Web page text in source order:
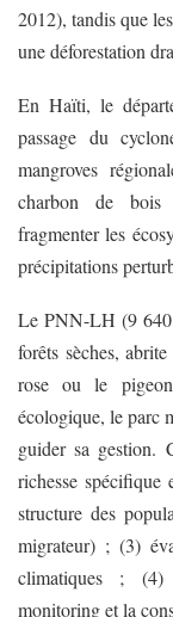
2012), tandis que
une déforestation
En Haïti, le
passage du
mangroves
charbon de bois
fragmenter les
précipitations
Le PNN-LH (9 640
forêts sèches,
rose ou le
écologique, le parc
guider sa gestion.
richesse spécifique
structure des
migrateur) ; (3)
climatiques ; (4)
monitoring et la